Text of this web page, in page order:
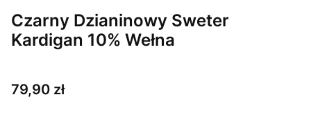
Czarny Dzianinowy Sweter
Kardigan 10% Wełna
Cena
79,90 zł